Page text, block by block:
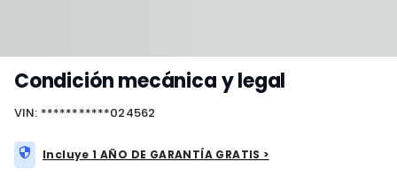
Condición mecánica y legal
VIN: ***********024562
Incluye 1 AÑO DE GARANTÍA GRATIS >